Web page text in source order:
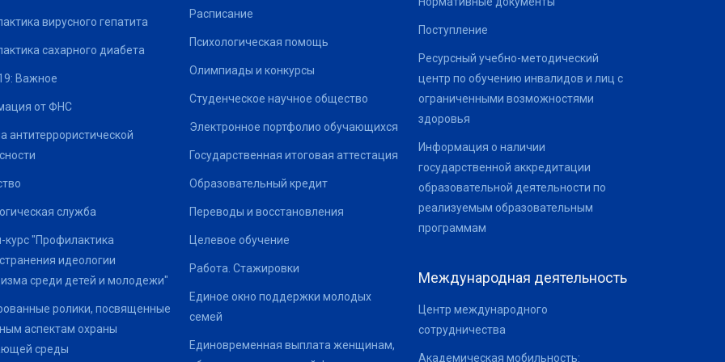
вирусного гепатита
сахарного диабета
Важное
от ФНС
антитеррористической
служба
курс "Профилактика
идеологии
среди детей и молодежи"
ролики, посвященные
аспектам охраны
среды
Расписание
Психологическая помощь
Олимпиады и конкурсы
Студенческое научное общество
Электронное портфолио обучающихся
Государственная итоговая аттестация
Образовательный кредит
Переводы и восстановления
Целевое обучение
Работа. Стажировки
Единое окно поддержки молодых
семей
Единовременная выплата женщинам,
Поступление
Ресурсный учебно-методический
центр по обучению инвалидов и лиц с
ограниченными возможностями
здоровья
Информация о наличии
государственной аккредитации
образовательной деятельности по
реализуемым образовательным
программам
Международная деятельность
Центр международного
сотрудничества
Академическая мобильность: